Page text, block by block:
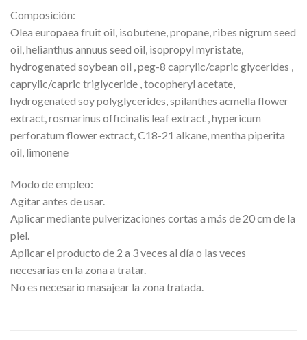
Composición:
Olea europaea fruit oil, isobutene, propane, ribes nigrum seed
oil, helianthus annuus seed oil, isopropyl myristate,
hydrogenated soybean oil , peg-8 caprylic/capric glycerides ,
caprylic/capric triglyceride , tocopheryl acetate,
hydrogenated soy polyglycerides, spilanthes acmella flower
extract, rosmarinus officinalis leaf extract , hypericum
perforatum flower extract, C18-21 alkane, mentha piperita
oil, limonene
Modo de empleo:
Agitar antes de usar.
Aplicar mediante pulverizaciones cortas a más de 20 cm de la
piel.
Aplicar el producto de 2 a 3 veces al día o las veces
necesarias en la zona a tratar.
No es necesario masajear la zona tratada.